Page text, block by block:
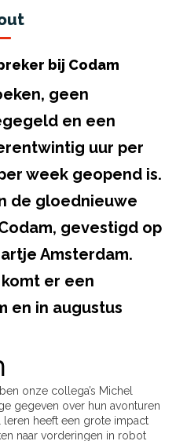
bij Codam
geen
en een
uur per
week geopend is.
de gloednieuwe
gevestigd op
Amsterdam.
er een
en in augustus
onze collega’s Michel
gegeven over hun avonturen
leren heeft een grote impact
naar vorderingen in robot